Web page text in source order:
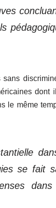
sans
dont
le même
se fait
dans